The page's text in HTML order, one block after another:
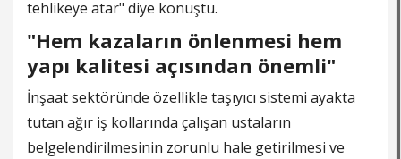
tehlikeye atar" diye konuştu.
"Hem kazaların önlenmesi hem
yapı kalitesi açısından önemli"
İnşaat sektöründe özellikle taşıyıcı sistemi ayakta
tutan ağır iş kollarında çalışan ustaların
belgelendirilmesinin zorunlu hale getirilmesi ve